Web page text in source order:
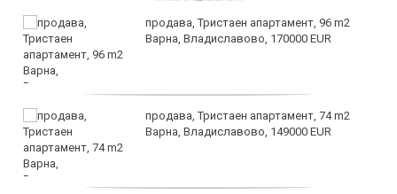
продава, Тристаен апартамент, 96 m2
Варна, Владиславово, 170000 EUR
продава, Тристаен апартамент, 74 m2
Варна, Владиславово, 149000 EUR